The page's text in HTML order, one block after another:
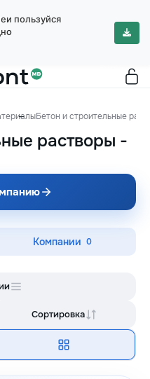
пользуйся
Бетон и строительные
растворы -
Компании 0
Сортировка